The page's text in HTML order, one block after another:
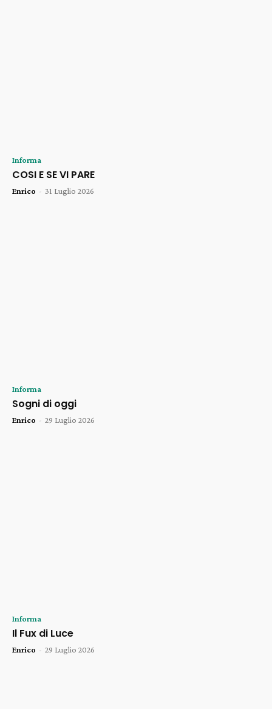
Informa
COSI E SE VI PARE
Enrico - 31 Luglio 2026
Informa
Sogni di oggi
Enrico - 29 Luglio 2026
Informa
Il Fux di Luce
Enrico - 29 Luglio 2026